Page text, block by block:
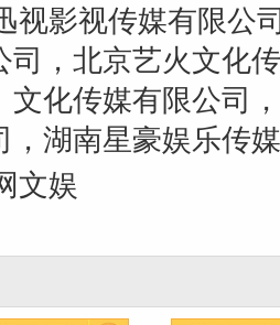
视影视传媒有限公
司，北京艺火文化
文化传媒有限公司
，湖南星豪娱乐传
文娱